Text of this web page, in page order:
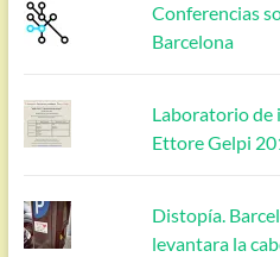
Conferencias
Barcelona
Laboratorio de
Ettore Gelpi
Distopía.
levantara la